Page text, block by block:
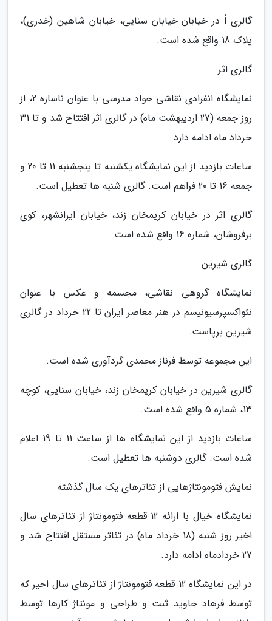
گالری اُ در خیابان خیابان سنایی، خیابان شاهین (خدری)،
پلاک 18 واقع شده است.
گالری اثر
نمایشگاه انفرادی نقاشی جواد مدرسی با عنوان ناسازه 2، از
روز جمعه (27 اردیبهشت ماه) در گالری اثر افتتاح شد و تا 31
خرداد ماه ادامه دارد.
ساعات بازدید از این نمایشگاه یکشنبه تا پنجشنبه 11 تا 20 و
جمعه 16 تا 20 فراهم است. گالری شنبه ها تعطیل است.
گالری اثر در خیابان کریمخان زند، خیابان ایرانشهر، کوی
برفروشان، شماره 16 واقع شده است
گالری شیرین
نمایشگاه گروهی نقاشی، مجسمه و عکس با عنوان
نئواکسپرسیونیسم در هنر معاصر ایران تا 22 خرداد در گالری
شیرین برپاست.
این مجموعه توسط فرناز محمدی گردآوری شده است.
گالری شیرین در خیابان کریمخان زند، خیابان سنایی، کوچه
13، شماره 5 واقع شده است.
ساعات بازدید از این نمایشگاه ها از ساعت 11 تا 19 اعلام
شده است. گالری دوشنبه ها تعطیل است.
نمایش فتومونتاژهایی از تئاترهای یک سال گذشته
نمایشگاه خیال با ارائه 12 قطعه فتومونتاژ از تئاترهای سال
اخیر روز شنبه (18 خرداد ماه) در تئاتر مستقل افتتاح شد و
27 خردادماه ادامه دارد.
در این نمایشگاه 12 قطعه فتومونتاژ از تئاترهای سال اخیر که
توسط فرهاد جاوید ثبت و طراحی و مونتاژ کارها توسط